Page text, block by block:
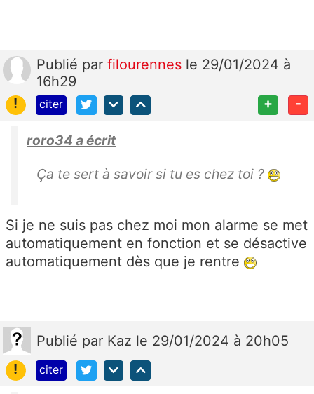
Publié par filourennes le 29/01/2024 à
16h29
!
citer + -
roro34 a écrit
Ça te sert à savoir si tu es chez toi ?
Si je ne suis pas chez moi mon alarme se met
automatiquement en fonction et se désactive
automatiquement dès que je rentre
Publié par Kaz le 29/01/2024 à 20h05
!
citer